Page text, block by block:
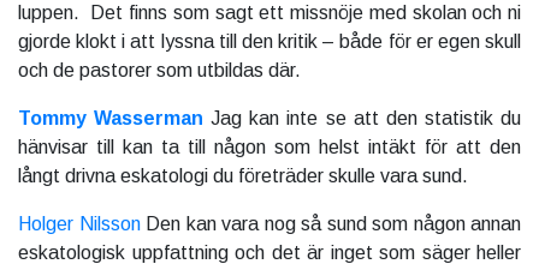
luppen. Det finns som sagt ett missnöje med skolan och ni
gjorde klokt i att lyssna till den kritik – både för er egen skull
och de pastorer som utbildas där.
Tommy Wasserman Jag kan inte se att den statistik du
hänvisar till kan ta till någon som helst intäkt för att den
långt drivna eskatologi du företräder skulle vara sund.
Holger NilssonDen kan vara nog så sund som någon annan
eskatologisk uppfattning och det är inget som säger heller